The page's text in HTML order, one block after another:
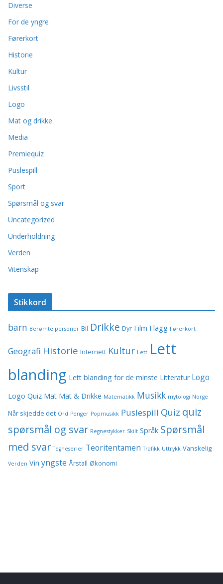
Diverse
For de yngre
Førerkort
Historie
Kultur
Livsstil
Logo
Mat og drikke
Media
Premiequiz
Puslespill
Sport
Spørsmål og svar
Uncategorized
Underholdning
Verden
Vitenskap
Stikkord
barn Berømte personer Bil Drikke Dyr Film Flagg Førerkort
Geografi Historie Internett Kultur Lett Lett
blanding Lett blanding for de minste Litteratur Logo
Logo Quiz Mat Mat & Drikke Matematikk Musikk mytologi Norge
Når skjedde det Ord Penger Popmusikk Puslespill Quiz quiz
spørsmål og svar Regnestykker Skilt Språk Spørsmål
med svar Tegneserier Teoritentamen Trafikk Uttrykk Vanskelig
Verden Vin yngste Årstall Økonomi